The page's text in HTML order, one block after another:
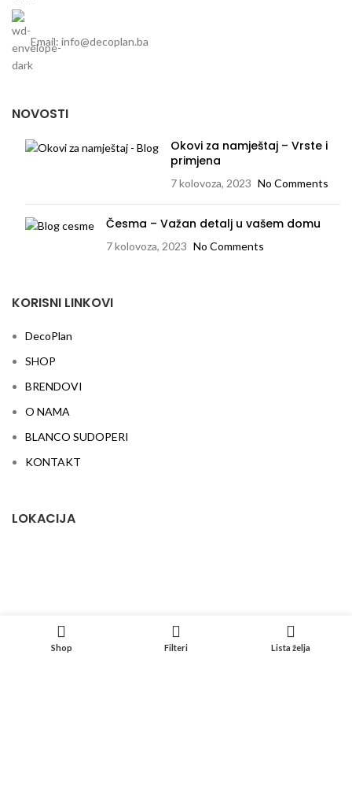
Email: info@decoplan.ba
NOVOSTI
Okovi za namještaj – Vrste i
primjena
7 kolovoza, 2023 No Comments
Česma – Važan detalj u vašem domu
7 kolovoza, 2023 No Comments
KORISNI LINKOVI
DecoPlan
SHOP
BRENDOVI
O NAMA
BLANCO SUDOPERI
KONTAKT
LOKACIJA
Shop Filteri Lista želja